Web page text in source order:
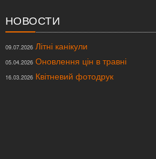
НОВОСТИ
09.07.2026Літні канікули
05.04.2026Оновлення цін в травні
16.03.2026Квітневий фотодрук